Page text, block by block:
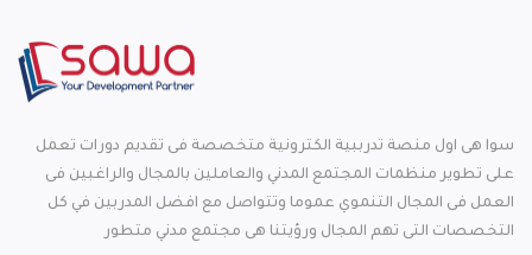
سوا هى اول منصة تدرببية الكترونية متخصصة فى تقديم دورات تعمل
على تطوير منظمات المجتمع المدني والعاملين بالمجال والراغبين فى
العمل فى المجال التنموي عموما وتتواصل مع افضل المدربين في كل
التخصصات التى تهم المجال ورؤيتنا هى مجتمع مدني متطور